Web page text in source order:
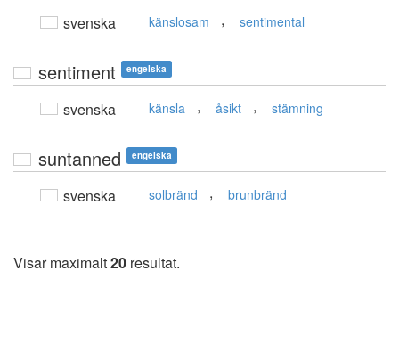
svenska känslosam , sentimental
sentiment engelska
svenska känsla , åsikt , stämning
suntanned engelska
svenska solbränd , brunbränd
Visar maximalt20 resultat.